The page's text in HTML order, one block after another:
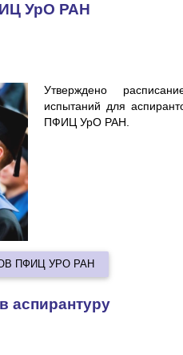
УрО РАН
Утверждено
испытаний для
ПФИЦ УрО РАН.
ПФИЦ УРО РАН
аспирантуру